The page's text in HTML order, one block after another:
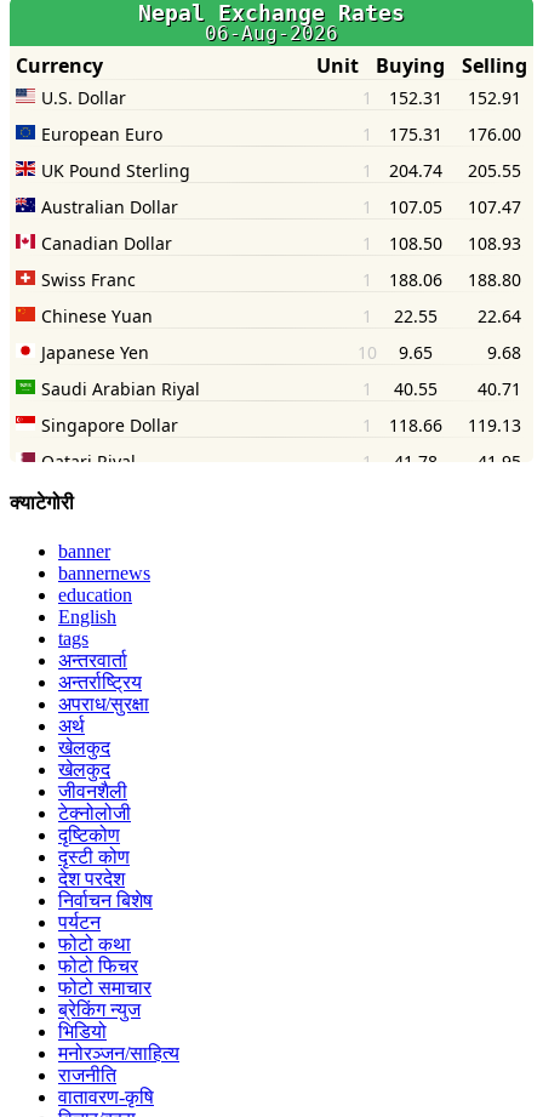
क्याटेगोरी
banner
bannernews
education
English
tags
अन्तरवार्ता
अन्तर्राष्ट्रिय
अपराध/सुरक्षा
अर्थ
खेलकुद
खेलकुद
जीवनशैली
टेक्नोलोजी
दृष्टिकोण
दृस्टी कोण
देश परदेश
निर्वाचन बिशेष
पर्यटन
फोटो कथा
फोटो फिचर
फोटो समाचार
ब्रेकिंग न्युज
भिडियो
मनोरञ्जन/साहित्य
राजनीति
वातावरण-कृषि